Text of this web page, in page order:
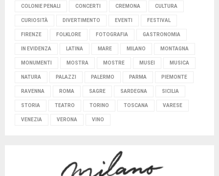
COLONIE PENALI CONCERTI CREMONA CULTURA
CURIOSITÀ DIVERTIMENTO EVENTI FESTIVAL
FIRENZE FOLKLORE FOTOGRAFIA GASTRONOMIA
IN EVIDENZA LATINA MARE MILANO MONTAGNA
MONUMENTI MOSTRA MOSTRE MUSEI MUSICA
NATURA PALAZZI PALERMO PARMA PIEMONTE
RAVENNA ROMA SAGRE SARDEGNA SICILIA
STORIA TEATRO TORINO TOSCANA VARESE
VENEZIA VERONA VINO